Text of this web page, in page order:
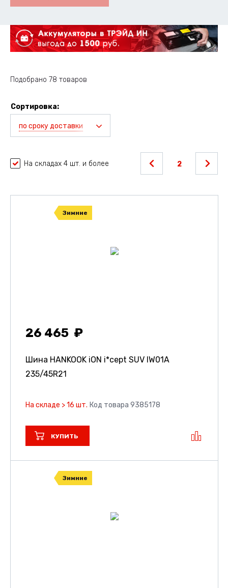
Подобрано 78 товаров
Сортировка:
по сроку доставки
На складах 4 шт. и более 2
Зимние
26 465
Шина HANKOOK iON i*cept SUV IW01A
235/45R21
На складе > 16 шт. Код товара 9385178
КУПИТЬ
Зимние